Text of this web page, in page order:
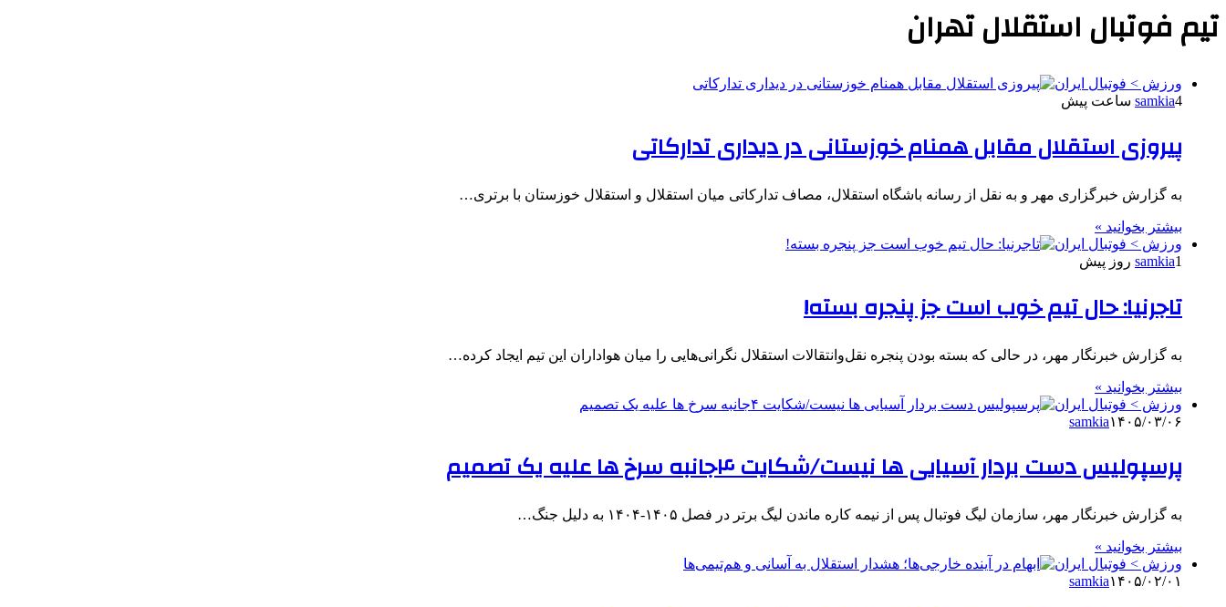
تیم فوتبال استقلال تهران
ورزش > فوتبال ایران
samkia4 ساعت پیش
پیروزی استقلال مقابل همنام خوزستانی در دیداری تدارکاتی
به گزارش خبرگزاری مهر و به نقل از رسانه باشگاه استقلال، مصاف تدارکاتی میان استقلال و استقلال خوزستان با برتری…
بیشتر بخوانید »
ورزش > فوتبال ایران
samkia1 روز پیش
تاجرنیا: حال تیم خوب است جز پنجره بسته!
به گزارش خبرنگار مهر، در حالی که بسته بودن پنجره نقل‌وانتقالات استقلال نگرانی‌هایی را میان هواداران این تیم ایجاد کرده…
بیشتر بخوانید »
ورزش > فوتبال ایران
samkia۱۴۰۵/۰۳/۰۶
پرسپولیس دست بردار آسیایی ها نیست/شکایت ۴جانبه سرخ ها علیه یک تصمیم
به گزارش خبرنگار مهر، سازمان لیگ فوتبال پس از نیمه کاره ماندن لیگ برتر در فصل ۱۴۰۵-۱۴۰۴ به دلیل جنگ…
بیشتر بخوانید »
ورزش > فوتبال ایران
samkia۱۴۰۵/۰۲/۰۱